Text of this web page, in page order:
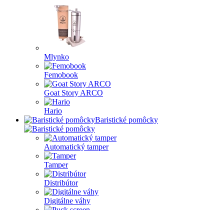
Mlynko
Femobook
Goat Story ARCO
Hario
Baristické pomôcky
Automatický tamper
Tamper
Distribútor
Digitálne váhy